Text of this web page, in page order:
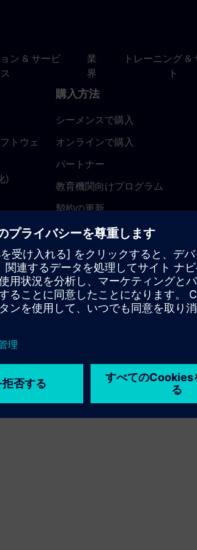
ン & サービ
ス
業
界
トレーニング &
ト
トウェ
)
購入方法
シーメンスで購入
オンラインで購入
パートナー
教育機関向けプログラム
契約の更新
返金ポリシー